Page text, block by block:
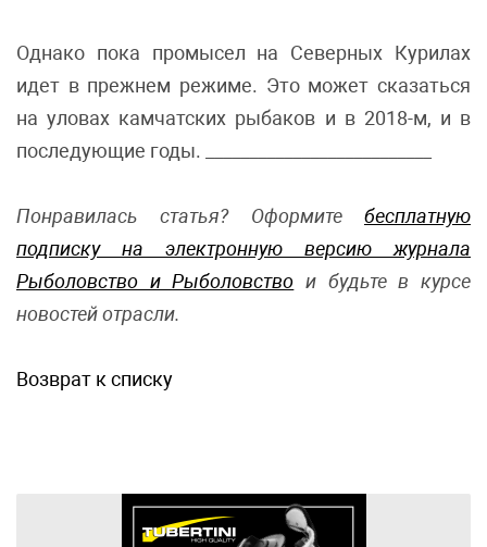
Однако пока промысел на Северных Курилах
идет в прежнем режиме. Это может сказаться
на уловах камчатских рыбаков и в 2018-м, и в
последующие годы. __________________________
Понравилась статья? Оформите бесплатную
подписку на электронную версию журнала
Рыболовство и Рыболовство и будьте в курсе
новостей отрасли.
Возврат к списку